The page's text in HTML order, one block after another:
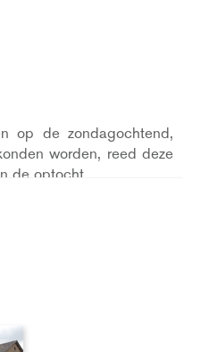
op de zondagochtend,
worden, reed deze
de optocht.